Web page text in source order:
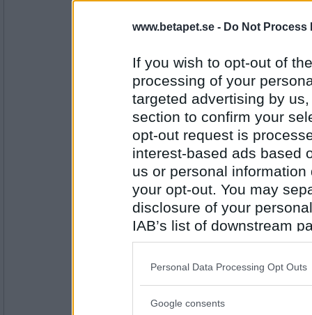
www.betapet.se - Do Not Process
If you wish to opt-out of
processing of your
targeted advertising by
section to confirm your
opt-out request is
interest-based ads based
us or personal
your opt-out. You may
disclosure of your
IAB’s list of downstream
also be disclosed by us
Downstream Participants
Please note that this
Personal Data Processing Opt Outs
Google consents
Antal inlägg:
9654
En kort tågresa nu till jobbet:)
SmålandsMira
Antal inlägg:
22535
Grym huvudvärk precis innan jag börjar
Vad har du?
Antal inlägg:
Sömnbrist
Vad har du?